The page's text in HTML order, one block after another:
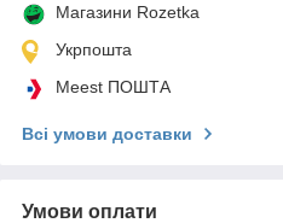
Магазини Rozetka
Укрпошта
Meest ПОШТА
Всі умови доставки
Умови оплати